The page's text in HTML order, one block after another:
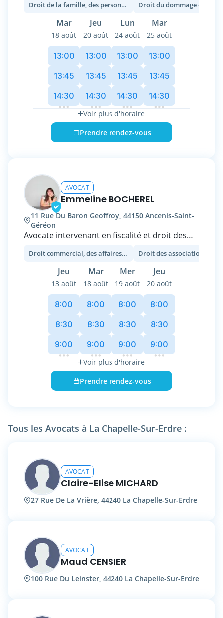
Droit de la famille, droit des successions,
partage d'indivision, droit immobilier et
réparation du préjudice corporel sont les
quotidien.
20 d'expérience pour défendre vos intérêts, ça
compte.
Droit de la famille, des personnes et de leur patrimoine Droit du dommage
Mar Jeu Lun Mar
18 août 20 août 24 août 25 août
13:00
13:45
14:30
13:00
13:45
14:30
13:00
13:45
14:30
13:00
13:45
14:30
Voir plus d'horaire
Prendre rendez-vous
AVOCAT
Emmeline BOCHEREL
11 Rue Du Baron Geoffroy, 44150 Ancenis-Saint-
Géréon
Avocate intervenant en fiscalité et droit des
les entrepreneurs, du solopreneur au
dirigeant d'ETI, qui veulent lancer de nouveaux
projets, faire passer des caps à leur business,
paradigme.
J'ai une appétence particulière pour
l'innovation et les projets à impact, et ai donc
développé de ce fait une véritable expertise
dans l'accompagnement et le financement de
projets innovants, de digitalisation ou ESS des
entreprises du secteur classique.
l'Ouest. J'accompagne ainsi les particuliers, qui
veulent constituer, optimiser ou céder leurs
leurs activités, se conformer aux
règlementations crypto (agrément PSCA, etc.).
Droit commercial, des affaires et de la concurrence
Jeu Mar Mer Jeu
13 août 18 août 19 août 20 août
8:00
8:30
9:00
8:00
8:30
9:00
8:00
8:30
9:00
8:00
8:30
9:00
Voir plus d'horaire
Prendre rendez-vous
Tous les Avocats à La Chapelle-Sur-Erdre :
AVOCAT
Claire-Elise MICHARD
27 Rue De La Vrière, 44240 La Chapelle-Sur-Erdre
AVOCAT
Maud CENSIER
100 Rue Du Leinster, 44240 La Chapelle-Sur-Erdre